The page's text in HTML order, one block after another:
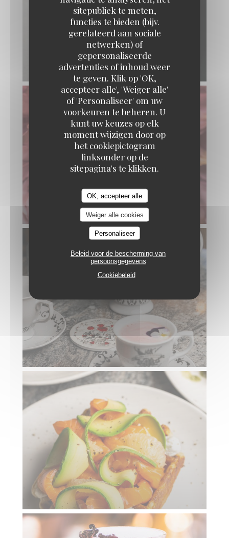
sitepubliek te meten,
functies te bieden (bijv.
gerelateerd aan sociale
netwerken) of
gepersonaliseerde
advertenties of inhoud weer
te geven. Klik op 'OK,
accepteer alle', 'Weiger alle'
of 'Personaliseer' om uw
voorkeuren te beheren. U
kunt uw keuzes op elk
moment wijzigen door op
het cookiepictogram
linksonder op de
sitepagina's te klikken.
OK, accepteer alle
Weiger alle cookies
Personaliseer
Beleid voor de bescherming van
persoonsgegevens
Cookiebeleid